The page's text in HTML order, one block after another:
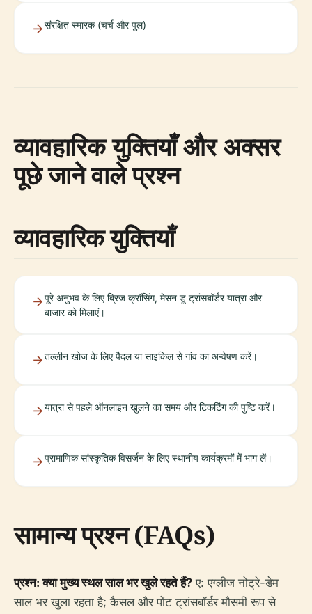
संरक्षित स्मारक (चर्च और पुल)
व्यावहारिक युक्तियाँ और अक्सर
पूछे जाने वाले प्रश्न
व्यावहारिक युक्तियाँ
पूरे अनुभव के लिए ब्रिज क्रॉसिंग, मेसन डू ट्रांसबॉर्डर यात्रा और
बाजार को मिलाएं।
तल्लीन खोज के लिए पैदल या साइकिल से गांव का अन्वेषण करें।
यात्रा से पहले ऑनलाइन खुलने का समय और टिकटिंग की पुष्टि करें।
प्रामाणिक सांस्कृतिक विसर्जन के लिए स्थानीय कार्यक्रमों में भाग लें।
सामान्य प्रश्न (FAQs)
प्रश्न: क्या मुख्य स्थल साल भर खुले रहते हैं? ए: एग्लीज नोट्रे-डेम
साल भर खुला रहता है; कैसल और पोंट ट्रांसबॉर्डर मौसमी रूप से